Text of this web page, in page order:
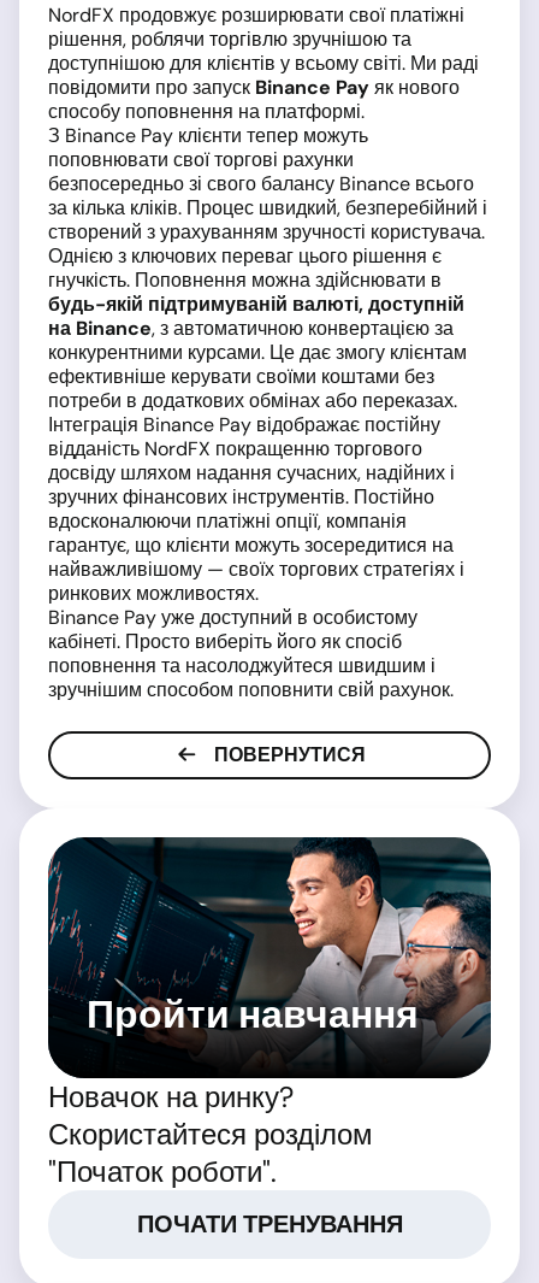
NordFX продовжує розширювати свої платіжні
рішення, роблячи торгівлю зручнішою та
доступнішою для клієнтів у всьому світі. Ми раді
повідомити про запуск Binance Payяк нового
способу поповнення на платформі.
З Binance Pay клієнти тепер можуть
поповнювати свої торгові рахунки
безпосередньо зі свого балансу Binance всього
за кілька кліків. Процес швидкий, безперебійний і
створений з урахуванням зручності користувача.
Однією з ключових переваг цього рішення є
гнучкість. Поповнення можна здійснювати в
будь-якій підтримуваній валюті, доступній
на Binance, з автоматичною конвертацією за
конкурентними курсами. Це дає змогу клієнтам
ефективніше керувати своїми коштами без
потреби в додаткових обмінах або переказах.
Інтеграція Binance Pay відображає постійну
відданість NordFX покращенню торгового
досвіду шляхом надання сучасних, надійних і
зручних фінансових інструментів. Постійно
вдосконалюючи платіжні опції, компанія
гарантує, що клієнти можуть зосередитися на
найважливішому — своїх торгових стратегіях і
ринкових можливостях.
Binance Pay уже доступний в особистому
кабінеті. Просто виберіть його як спосіб
поповнення та насолоджуйтеся швидшим і
зручнішим способом поповнити свій рахунок.
ПОВЕРНУТИСЯ
Пройти навчання
Новачок на ринку?
Скористайтеся розділом
"Початок роботи".
ПОЧАТИ ТРЕНУВАННЯ